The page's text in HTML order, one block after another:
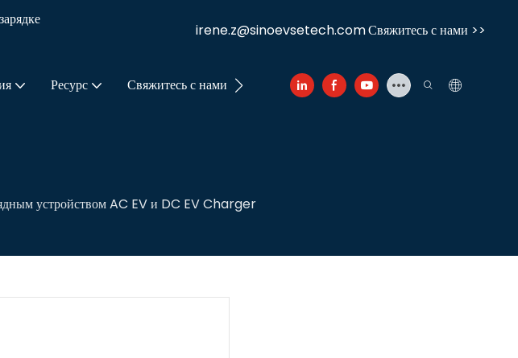
irene.z@sinoevsetech.comСвяжитесь с нами >>
Ресурс Свяжитесь с нами
устройством AC EV и DC EV Charger